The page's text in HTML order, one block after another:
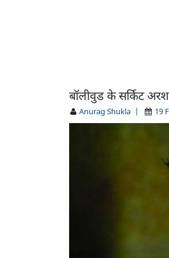
बॉलीवुड के सर्किट
Anurag Shukla | 19